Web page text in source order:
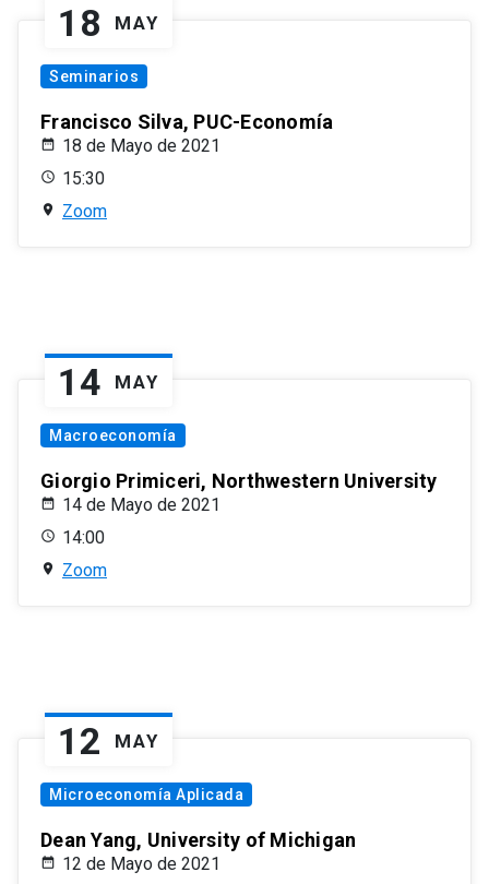
18 MAY
Seminarios
Francisco Silva, PUC-Economía
18 de Mayo de 2021
15:30
Zoom
14 MAY
Macroeconomía
Giorgio Primiceri, Northwestern University
14 de Mayo de 2021
14:00
Zoom
12 MAY
Microeconomía Aplicada
Dean Yang, University of Michigan
12 de Mayo de 2021